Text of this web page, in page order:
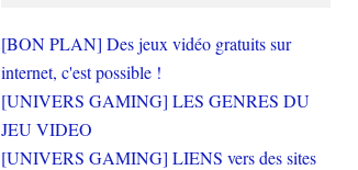
[BON PLAN] Des jeux vidéo gratuits sur
internet, c'est possible !
[UNIVERS GAMING] LES GENRES DU
JEU VIDEO
[UNIVERS GAMING] LIENS vers des sites